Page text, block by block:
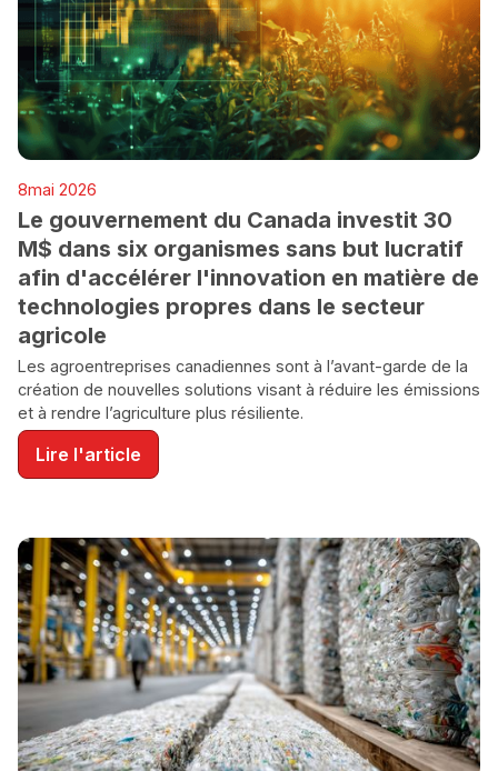
ENVIRONNEMENT
8mai 2026
Le gouvernement du Canada investit 30
M$ dans six organismes sans but lucratif
afin d'accélérer l'innovation en matière de
technologies propres dans le secteur
agricole
Les agroentreprises canadiennes sont à l’avant-garde de la
création de nouvelles solutions visant à réduire les émissions
et à rendre l’agriculture plus résiliente.
Lire l'article